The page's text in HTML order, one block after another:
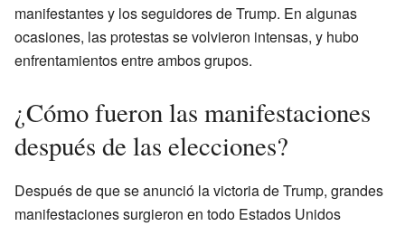
manifestantes y los seguidores de Trump. En algunas
ocasiones, las protestas se volvieron intensas, y hubo
enfrentamientos entre ambos grupos.
¿Cómo fueron las manifestaciones
después de las elecciones?
Después de que se anunció la victoria de Trump, grandes
manifestaciones surgieron en todo Estados Unidos